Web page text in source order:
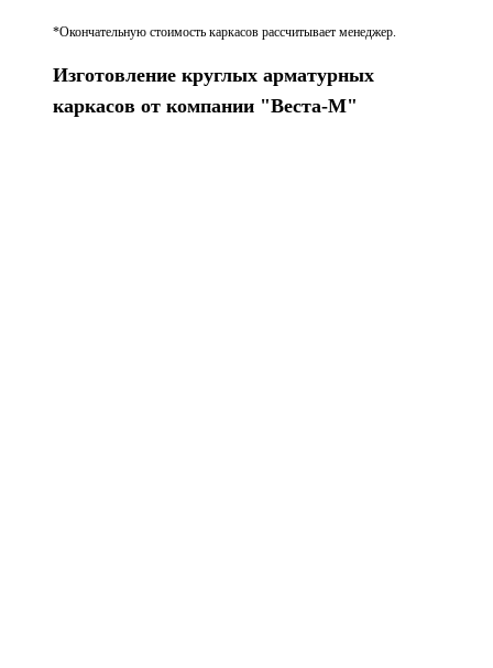
*Окончательную стоимость каркасов рассчитывает менеджер.
Изготовление круглых арматурных
каркасов от компании "Веста-М"